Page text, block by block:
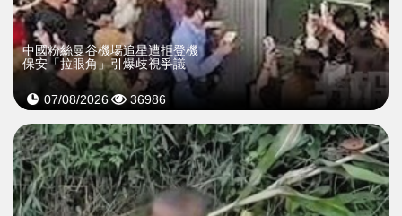
中國粉絲曼谷機場追星遭拒登機
保安「拉眼角」引爆歧視爭議
07/08/2026 36986